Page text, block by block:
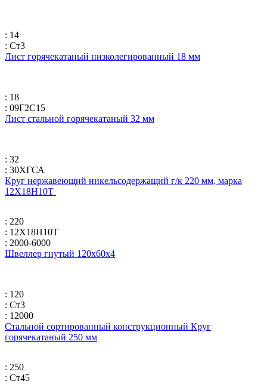
: 14
: Ст3
Лист горячекатаный низколегированный 18 мм
: 18
: 09Г2С15
Лист стальной горячекатаный 32 мм
: 32
: 30ХГСА
Круг нержавеющий никельсодержащий г/к 220 мм, марка
12Х18Н10Т
: 220
: 12Х18Н10Т
: 2000-6000
Швеллер гнутый 120x60x4
: 120
: Ст3
: 12000
Стальной сортированный конструкционный Круг
горячекатаный 250 мм
: 250
: Ст45